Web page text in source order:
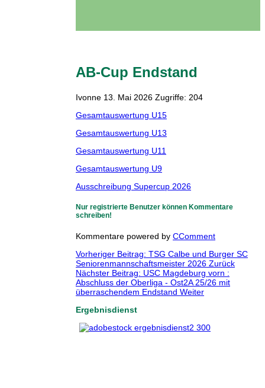
AB-Cup Endstand
Ivonne 13. Mai 2026 Zugriffe: 204
Gesamtauswertung U15
Gesamtauswertung U13
Gesamtauswertung U11
Gesamtauswertung U9
Ausschreibung Supercup 2026
Nur registrierte Benutzer können Kommentare
schreiben!
Kommentare powered by CComment
Vorheriger Beitrag: TSG Calbe und Burger SC
Seniorenmannschaftsmeister 2026 Zurück
Nächster Beitrag: USC Magdeburg vorn :
Abschluss der Oberliga - Ost2A 25/26 mit
überraschendem Endstand Weiter
Ergebnisdienst